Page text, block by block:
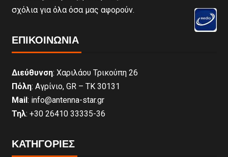
σχόλια για όλα όσα μας αφορούν.
ΕΠΙΚΟΙΝΩΝΊΑ
Διεύθυνση: Χαριλάου Τρικούπη 26
Πόλη: Αγρίνιο, GR – ΤΚ 30131
Mail : info@antenna-star.gr
Τηλ: +30 26410 33335-36
ΚΑΤΗΓΟΡΙΕΣ